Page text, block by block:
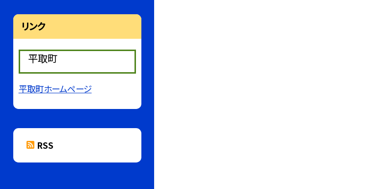
リンク
平取町
平取町ホームページ
RSS